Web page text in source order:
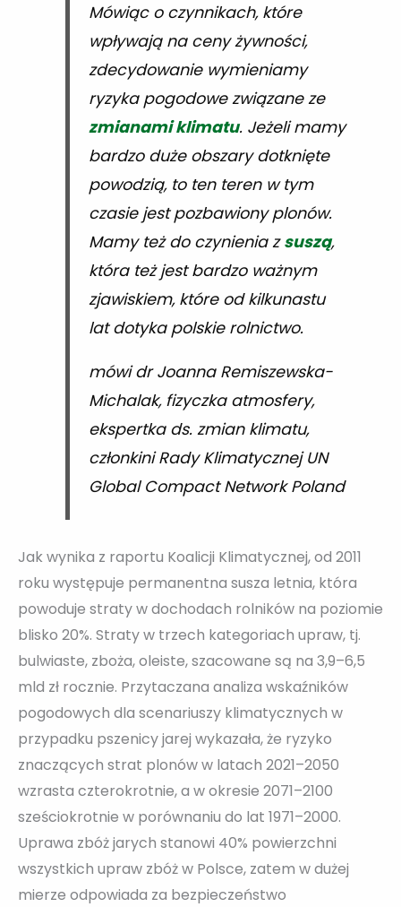
Mówiąc o czynnikach, które
wpływają na ceny żywności,
zdecydowanie wymieniamy
ryzyka pogodowe związane ze
zmianami klimatu. Jeżeli mamy
bardzo duże obszary dotknięte
powodzią, to ten teren w tym
czasie jest pozbawiony plonów.
Mamy też do czynienia zsuszą,
która też jest bardzo ważnym
zjawiskiem, które od kilkunastu
lat dotyka polskie rolnictwo.
mówi dr Joanna Remiszewska-
Michalak, fizyczka atmosfery,
ekspertka ds. zmian klimatu,
członkini Rady Klimatycznej UN
Global Compact Network Poland
Jak wynika z raportu Koalicji Klimatycznej, od 2011
roku występuje permanentna susza letnia, która
powoduje straty w dochodach rolników na poziomie
blisko 20%. Straty w trzech kategoriach upraw, tj.
bulwiaste, zboża, oleiste, szacowane są na 3,9–6,5
mld zł rocznie. Przytaczana analiza wskaźników
pogodowych dla scenariuszy klimatycznych w
przypadku pszenicy jarej wykazała, że ryzyko
znaczących strat plonów w latach 2021–2050
wzrasta czterokrotnie, a w okresie 2071–2100
sześciokrotnie w porównaniu do lat 1971–2000.
Uprawa zbóż jarych stanowi 40% powierzchni
wszystkich upraw zbóż w Polsce, zatem w dużej
mierze odpowiada za bezpieczeństwo